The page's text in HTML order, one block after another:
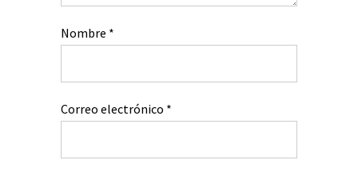
Nombre *
Correo electrónico *